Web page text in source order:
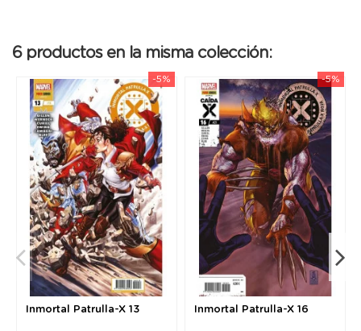
6 productos en la misma colección:
-5%
Inmortal Patrulla-X 13
-5%
Inmortal Patrulla-X 16